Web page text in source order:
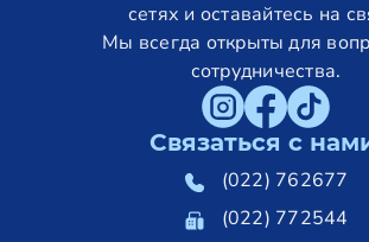
сетях и оставайтесь на
Мы всегда открыты для
сотрудничества.
Связаться с
(022) 762677
(022) 772544